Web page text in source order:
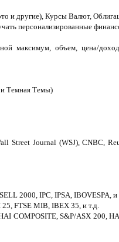
и другие), Курсы Валют,
персонализированные
максимум, объем, цена/
и Темная Темы)
Street Journal (WSJ), CNBC,
2000, IPC, IPSA, IBOVESPA, и
FTSE MIB, IBEX 35, и т.д.
COMPOSITE, S&P/ASX 200,